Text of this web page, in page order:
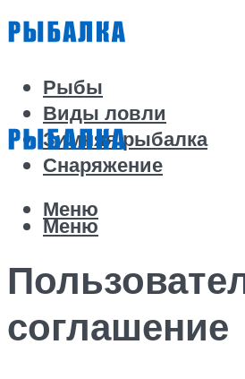
Рыбы
Виды ловли
Зимняя рыбалка
Снаряжение
Меню
Меню
соглашение